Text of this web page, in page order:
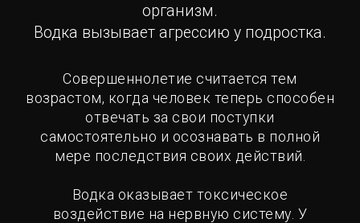
организм.
Водка вызывает агрессию у подростка.
Совершеннолетие считается тем
возрастом, когда человек теперь способен
отвечать за свои поступки
самостоятельно и осознавать в полной
мере последствия своих действий.
Водка оказывает токсическое
воздействие на нервную систему. У